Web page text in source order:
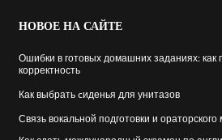
НОВОЕ НА САЙТЕ
Ошибки в готовых домашних заданиях: как
корректность
Как выбрать cиденья для унитазов
Связь вокальной подготовки и ораторского